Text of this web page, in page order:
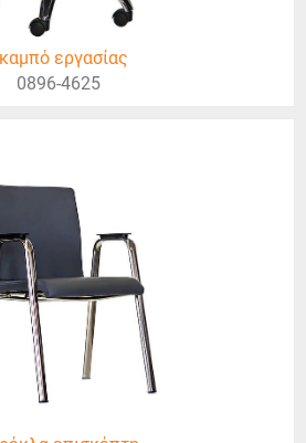
εργασίας
0896-4625